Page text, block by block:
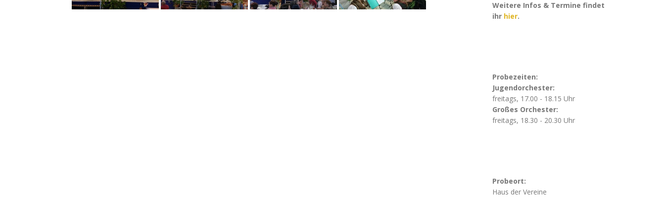
Weitere Infos & Termine findet
ihr hier.
Probezeiten:
Jugendorchester:
freitags, 17.00 - 18.15 Uhr
Großes Orchester:
freitags, 18.30 - 20.30 Uhr
Probeort:
Haus der Vereine